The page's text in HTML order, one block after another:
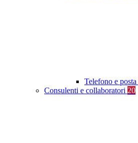
Telefono e
Consulenti e collaboratori 20